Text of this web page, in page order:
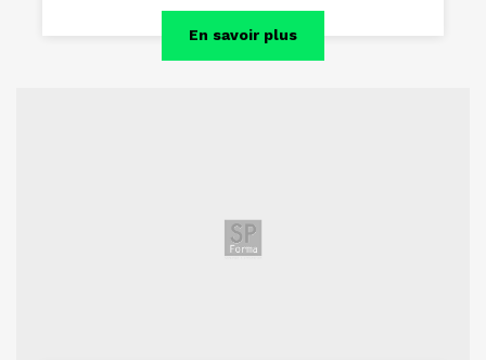
En savoir plus